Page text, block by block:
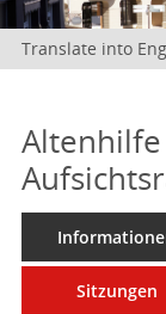
Translate into
Sitzungen